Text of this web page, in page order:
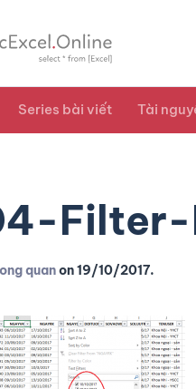
Series bài viết Tài
Filter-
quanon19/10/2017.